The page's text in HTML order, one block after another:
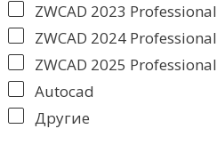
ZWCAD 2023 Professional
ZWCAD 2024 Professional
ZWCAD 2025 Professional
Autocad
Другие